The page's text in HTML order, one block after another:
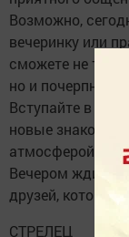
Возможно,
вечеринку или
сможете не
но и
Вступайте в
новые
атмосферой
Вечером ждите
друзей, которые
СТРЕЛЕЦ